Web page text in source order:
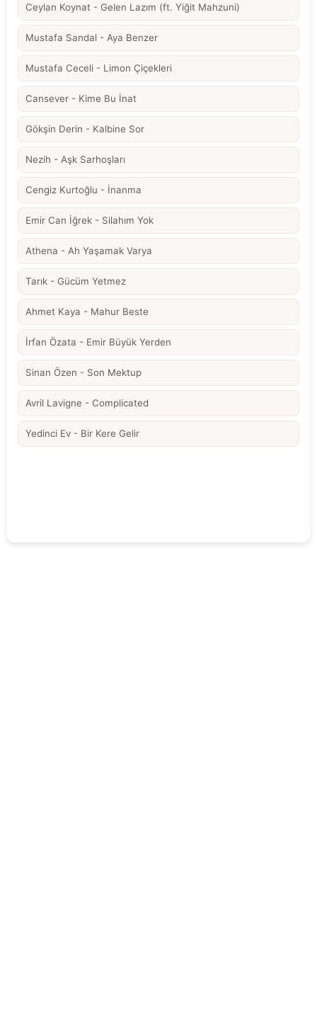
Ceylan Koynat - Gelen Lazım (ft. Yiğit Mahzuni)
Mustafa Sandal - Aya Benzer
Mustafa Ceceli - Limon Çiçekleri
Cansever - Kime Bu İnat
Gökşin Derin - Kalbine Sor
Nezih - Aşk Sarhoşları
Cengiz Kurtoğlu - İnanma
Emir Can İğrek - Silahım Yok
Athena - Ah Yaşamak Varya
Tarık - Gücüm Yetmez
Ahmet Kaya - Mahur Beste
İrfan Özata - Emir Büyük Yerden
Sinan Özen - Son Mektup
Avril Lavigne - Complicated
Yedinci Ev - Bir Kere Gelir